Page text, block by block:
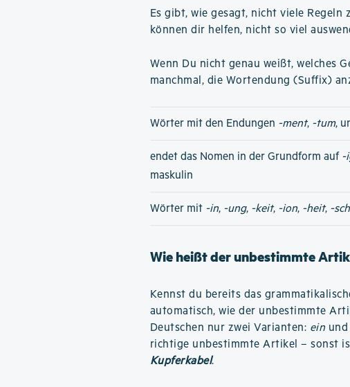
Es gibt, wie gesagt, nicht viele Regeln
können dir helfen, nicht so viel
Wenn Du nicht genau weißt, welches
manchmal, die Wortendung (Suffix)
Wörter mit den Endungen -ment, -tum,
endet das Nomen in der Grundform auf -
maskulin
Wörter mit -in, -ung, -keit, -ion, -heit, -
Wie heißt der unbestimmte
Kennst du bereits das
automatisch, wie der unbestimmte
Deutschen nur zwei Varianten: ein und
richtige unbestimmte Artikel – sonst
Kupferkabel.